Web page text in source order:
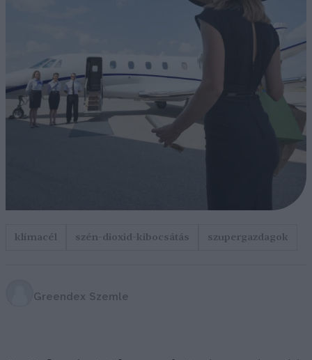
klímacél szén-dioxid-kibocsátás szupergazdagok
Greendex Szemle